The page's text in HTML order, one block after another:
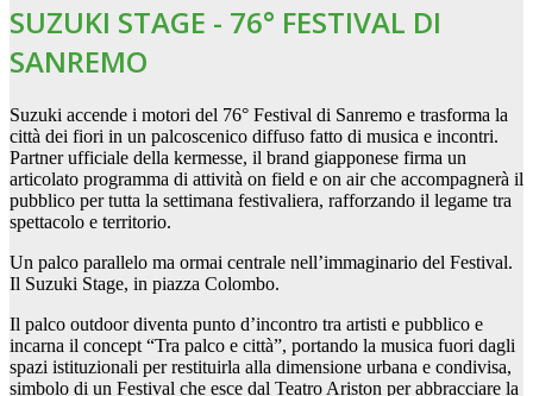
SUZUKI STAGE - 76° FESTIVAL DI
SANREMO
Suzuki accende i motori del 76° Festival di Sanremo e trasforma la
città dei fiori in un palcoscenico diffuso fatto di musica e incontri.
Partner ufficiale della kermesse, il brand giapponese firma un
articolato programma di attività on field e on air che accompagnerà il
pubblico per tutta la settimana festivaliera, rafforzando il legame tra
spettacolo e territorio.
Un palco parallelo ma ormai centrale nell’immaginario del Festival.
Il Suzuki Stage, in piazza Colombo.
Il palco outdoor diventa punto d’incontro tra artisti e pubblico e
incarna il concept “Tra palco e città”, portando la musica fuori dagli
spazi istituzionali per restituirla alla dimensione urbana e condivisa,
simbolo di un Festival che esce dal Teatro Ariston per abbracciare la